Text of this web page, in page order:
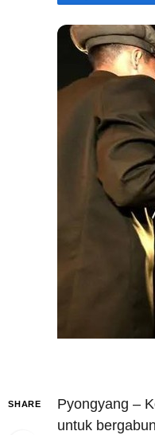
SHARE
Pyongyang –
untuk